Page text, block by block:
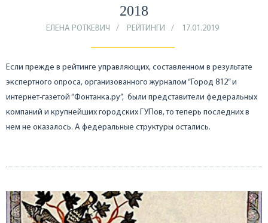
2018
ЕЛЕНА РОТКЕВИЧ РЕЙТИНГИ 17.01.2019
Если прежде в рейтинге управляющих, составленном в результате
экспертного опроса, организованного журналом “Город 812” и
интернет-газетой “Фонтанка.ру”, были представители федеральных
компаний и крупнейших городских ГУПов, то теперь последних в
нем не оказалось. А федеральные структуры остались.